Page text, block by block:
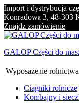
Import i dystrybucja
Konradowa 3, 48-303
Znajdz zamówienie
GALOP Części do
Wyposażenie rolnictwa
Ciągniki rolnicze
Kombajny i